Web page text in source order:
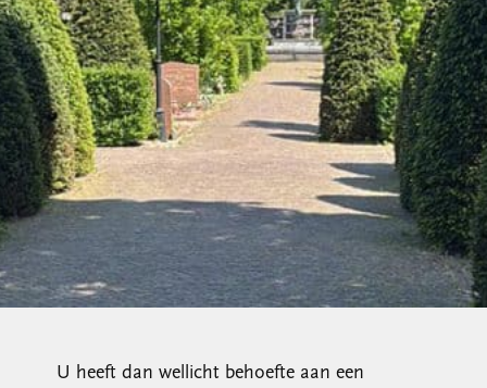
U heeft dan wellicht behoefte aan een